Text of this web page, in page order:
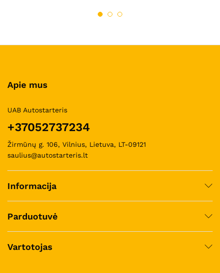
Apie mus
UAB Autostarteris
+37052737234
Žirmūnų g. 106, Vilnius, Lietuva, LT-09121
saulius@autostarteris.lt
Informacija
Parduotuvė
Vartotojas